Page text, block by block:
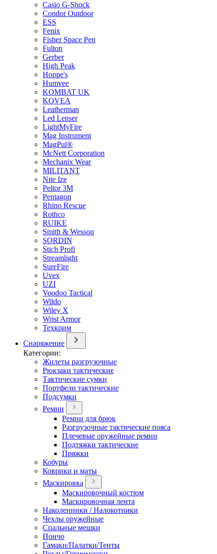
Casio G-Shock
Condor Outdoor
ESS
Fenix
Fisher Space Pen
Fulton
Gerber
High Peak
Hoppe's
Humvee
KOMBAT UK
KOVEA
Leatherman
Led Lenser
LightMyFire
Mag Instrument
MagPul®
McNett Corporation
Mechanix Wear
MILITANT
Nite Ize
Peltor 3M
Pentagon
Rhino Rescue
Rothco
RUIKE
Smith & Wesson
SORDIN
Stich Profi
Streamlight
SureFire
Uvex
UZI
Voodoo Tactical
Wildo
Wiley X
Wrist Armor
Техкрим
Снаряжение
Категории:
Жилеты разгрузочные
Рюкзаки тактические
Тактические сумки
Портфели тактические
Подсумки
Ремни
Ремни для брюк
Разгрузочные тактические пояса
Плечевые оружейные ремни
Подтяжки тактические
Пряжки
Кобуры
Коврики и маты
Маскировка
Маскировочный костюм
Маскировочная лента
Наколенники / Налокотники
Чехлы оружейные
Спальные мешки
Пончо
Гамаки/Палатки/Тенты